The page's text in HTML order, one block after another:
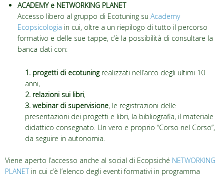
ACADEMY e NETWORKING PLANET
Accesso libero al gruppo di Ecotuning su Academy
Ecopsicologia in cui, oltre a un riepilogo di tutto il percorso
formativo e delle sue tappe, c’è la possibilità di consultare la
banca dati con:
1. progetti di ecotuningrealizzati nell’arco degli ultimi 10
anni,
2. relazioni sui libri,
3. webinar di supervisione, le registrazioni delle
presentazioni dei progetti e libri, la bibliografia, il materiale
didattico consegnato. Un vero e proprio “Corso nel Corso”,
da seguire in autonomia.
Viene aperto l’accesso anche al social di Ecopsiché NETWORKING
PLANET in cui c’è l’elenco degli eventi formativi in programma